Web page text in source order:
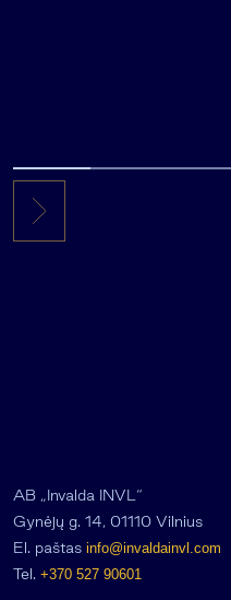
AB „Invalda INVL“
Gynėjų g. 14, 01110 Vilnius
El. paštas info@invaldainvl.com
Tel. +370 527 90601